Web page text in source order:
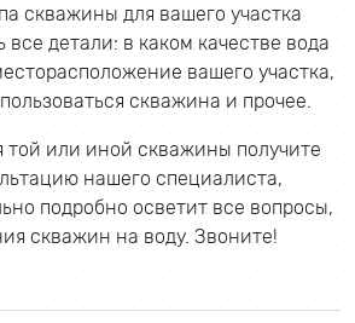
скважины для вашего участка
все детали: в каком качестве вода
вашего участка,
скважина и прочее.
той или иной скважины получите
нашего специалиста,
подробно осветит все вопросы,
скважин на воду. Звоните!